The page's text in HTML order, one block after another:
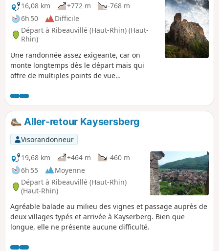
16,08 km +772 m
-768 m
6h 50
Difficile
Départ à Ribeauvillé (Haut-Rhin) (Haut-
Rhin)
Une randonnée assez exigeante, car on
monte longtemps dès le départ mais qui
offre de multiples points de vue
trois châteaux par des sentiers le long du
vignoble, puis ensuite on fait l'ascension du
Taennechel par sa pointe Sud-Est assez
raide, qui se nomme le Rocher de la Paix
d'Udine qui offre lui aussi un point de vue
assez saisissant sur la plaine d'Alsace.
Ensuite les multiples rochers de grès qui
jalonnent la crête sont visités avant de
redescendre sur Ribeauvillé.
Aller-retour Kaysersberg
Visorandonneur
19,68 km
+464 m
-460 m
6h 55
Moyenne
Départ à Ribeauvillé (Haut-Rhin)
(Haut-Rhin)
Agréable balade au milieu des vignes et passage auprès de
deux villages typés et arrivée à Kayserberg. Bien que
longue, elle ne présente aucune difficulté.